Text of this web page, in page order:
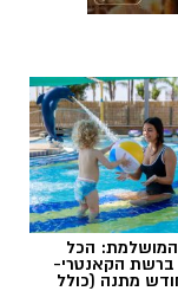
המושלמת: הכל
הקאנטרי-
מתנה (כולל